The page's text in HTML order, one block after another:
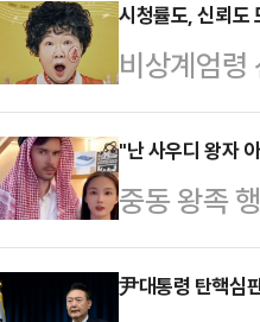
영이 '7인의
렵고 어수
는 자리가
도 못했던
"무엇보다
분들,…
시청률도, 신뢰도
비상계엄령
들이 결방
역할’을 다
들의 떨어
상식에 대
지난 14일,
"난 사우디 왕자
중동 왕족
인플루언서
스트
尹대통령 탄핵심